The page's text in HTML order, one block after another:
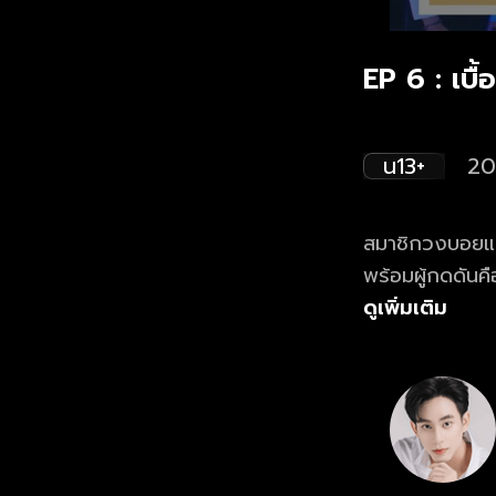
EP 6 : เ
น13+
สมาชิกวงบอย
พร้อมผู้กดดันคื
กับเส้นทางที่ต้
ทางเว็บไซต์แ
ดูเพิ่มเติม